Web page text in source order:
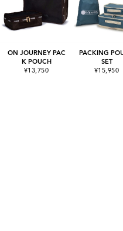
ON JOURNEY PAC
K POUCH
¥13,750
PACKING
SET
¥15,950